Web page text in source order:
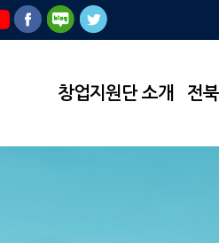
창업지원단 소개 전